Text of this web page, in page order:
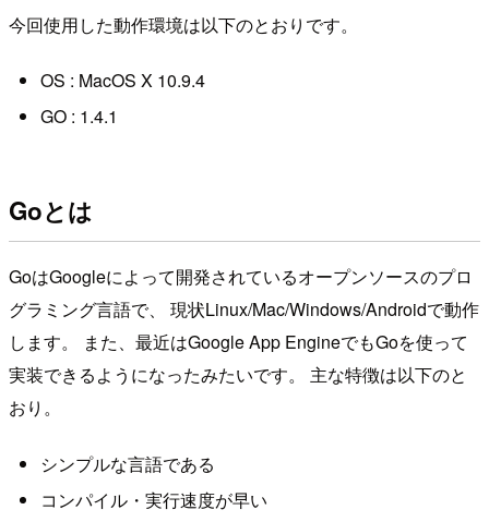
今回使用した動作環境は以下のとおりです。
OS : MacOS X 10.9.4
GO : 1.4.1
Goとは
GoはGoogleによって開発されているオープンソースのプロ
グラミング言語で、 現状Linux/Mac/Windows/Androidで動作
します。 また、最近はGoogle App EngineでもGoを使って
実装できるようになったみたいです。 主な特徴は以下のと
おり。
シンプルな言語である
コンパイル・実行速度が早い